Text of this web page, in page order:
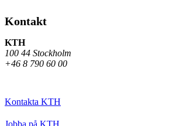
Kontakt
KTH
100 44 Stockholm
+46 8 790 60 00
Kontakta KTH
Jobba på KTH